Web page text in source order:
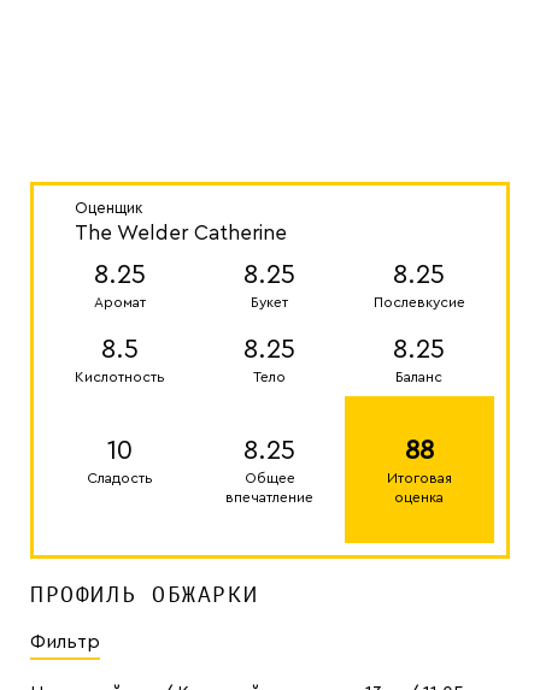
Оценщик
The Welder Catherine
8.25
Аромат
8.25
Букет
8.25
Послевкусие
8.5
Кислотность
8.25
Тело
8.25
Баланс
10
Сладость
8.25
Общее
впечатление
88
Итоговая
оценка
ПРОФИЛЬ ОБЖАРКИ
Фильтр